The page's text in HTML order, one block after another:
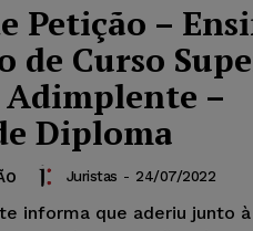
Petição –
de Curso
–
Diploma
Juristas - 24/07/2022
informa que aderiu junto